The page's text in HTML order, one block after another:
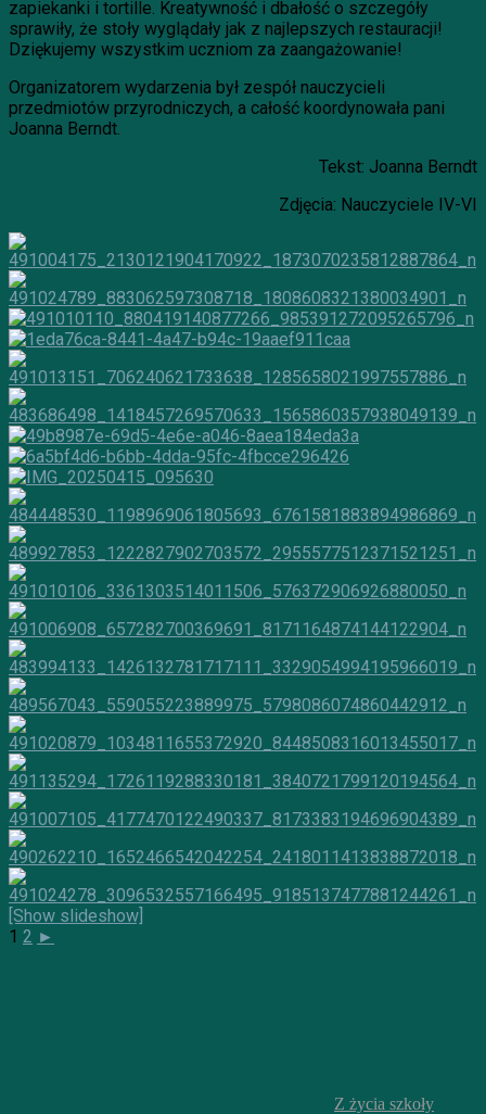
zapiekanki i tortille. Kreatywność i dbałość o szczegóły
sprawiły, że stoły wyglądały jak z najlepszych restauracji!
Dziękujemy wszystkim uczniom za zaangażowanie!
Organizatorem wydarzenia był zespół nauczycieli
przedmiotów przyrodniczych, a całość koordynowała pani
Joanna Berndt.
Tekst: Joanna Berndt
Zdjęcia: Nauczyciele IV-VI
[Show slideshow]
1 2 ►
Z życia szkoły